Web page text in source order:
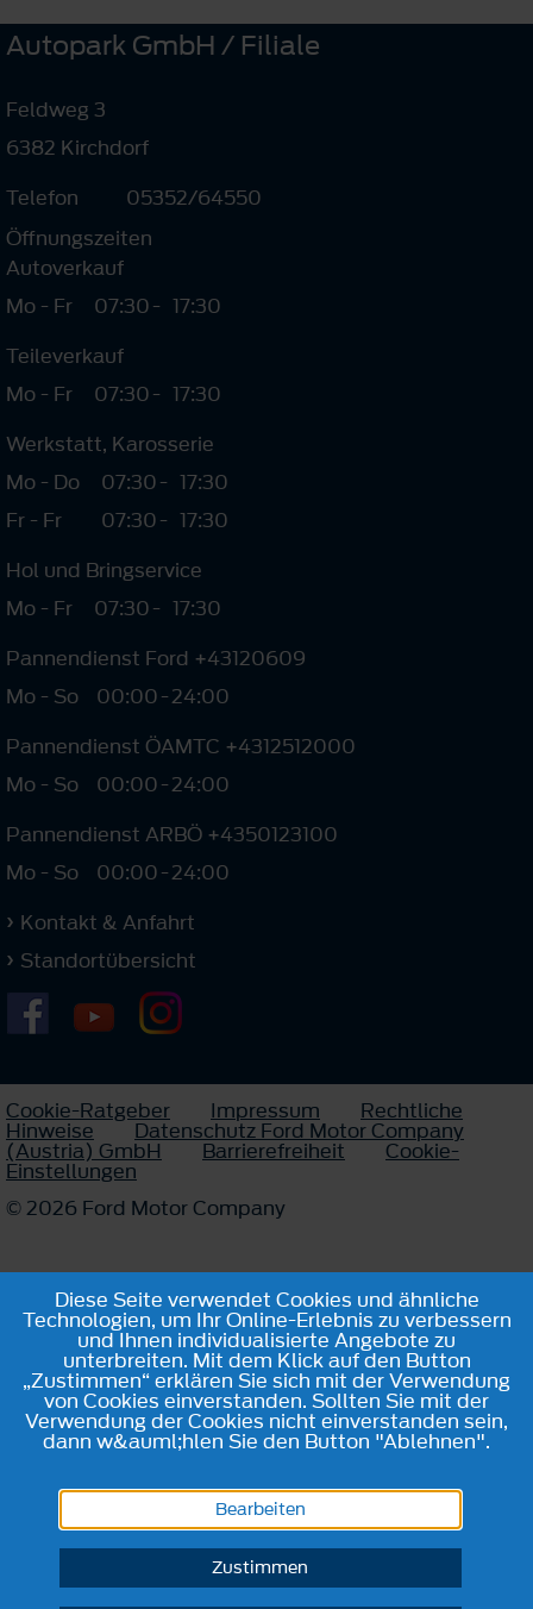
Autopark GmbH / Filiale
Feldweg 3
6382 Kirchdorf
Telefon
05352/64550
Öffnungszeiten
Autoverkauf
Mo - Fr
07:30- 17:30
Teileverkauf
Mo - Fr
07:30- 17:30
Werkstatt, Karosserie
Mo - Do
07:30- 17:30
Fr - Fr
07:30- 17:30
Hol und Bringservice
Mo - Fr
07:30- 17:30
Pannendienst Ford +43120609
Mo - So
00:00-24:00
Pannendienst ÖAMTC +4312512000
Mo - So
00:00-24:00
Pannendienst ARBÖ +4350123100
Mo - So
00:00-24:00
Kontakt & Anfahrt
Standortübersicht
Cookie-Ratgeber Impressum Rechtliche
Hinweise Datenschutz Ford Motor Company
(Austria) GmbH Barrierefreiheit Cookie-
Einstellungen
© 2026 Ford Motor Company
Diese Seite verwendet Cookies und ähnliche
Technologien, um Ihr Online-Erlebnis zu verbessern
und Ihnen individualisierte Angebote zu
unterbreiten. Mit dem Klick auf den Button
„Zustimmen“ erklären Sie sich mit der Verwendung
von Cookies einverstanden. Sollten Sie mit der
Verwendung der Cookies nicht einverstanden sein,
dann w&auml;hlen Sie den Button "Ablehnen".
Bearbeiten
Zustimmen